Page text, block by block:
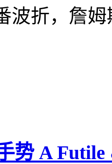
波折，詹
势 A Futile